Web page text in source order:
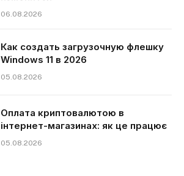
06.08.2026
Как создать загрузочную флешку
Windows 11 в 2026
05.08.2026
Оплата криптовалютою в
інтернет-магазинах: як це працює
05.08.2026